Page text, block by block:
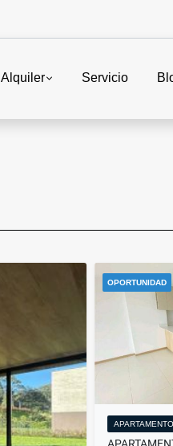
Alquiler Servicio
OPORTUNIDAD
APARTAMENTO